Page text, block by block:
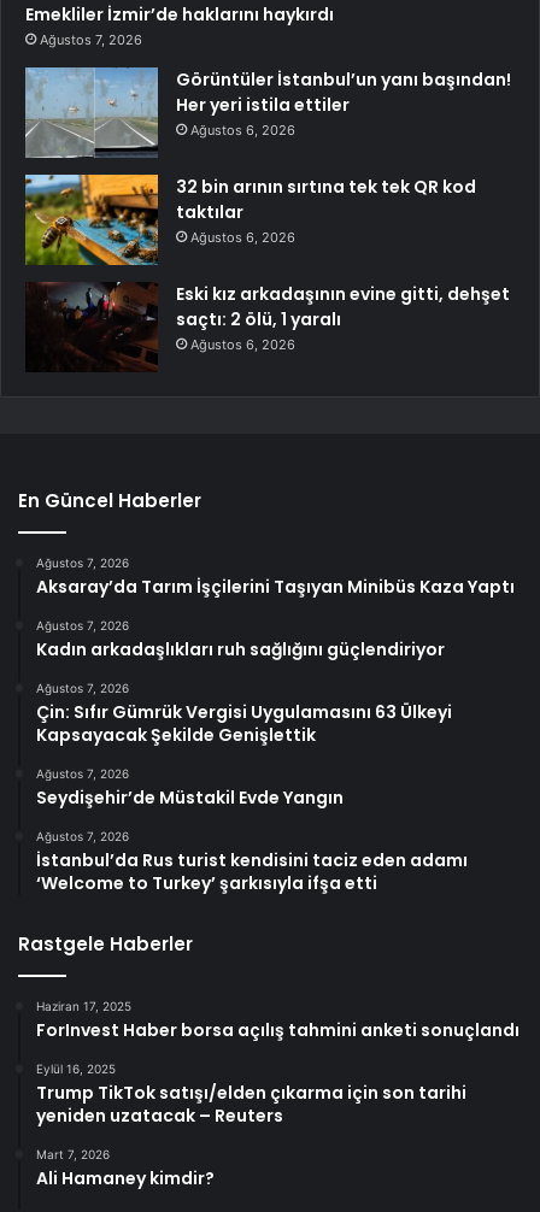
Emekliler İzmir’de haklarını haykırdı
Ağustos 7, 2026
Görüntüler İstanbul’un yanı başından!
Her yeri istila ettiler
Ağustos 6, 2026
32 bin arının sırtına tek tek QR kod
taktılar
Ağustos 6, 2026
Eski kız arkadaşının evine gitti, dehşet
saçtı: 2 ölü, 1 yaralı
Ağustos 6, 2026
En Güncel Haberler
Ağustos 7, 2026
Aksaray’da Tarım İşçilerini Taşıyan Minibüs Kaza Yaptı
Ağustos 7, 2026
Kadın arkadaşlıkları ruh sağlığını güçlendiriyor
Ağustos 7, 2026
Çin: Sıfır Gümrük Vergisi Uygulamasını 63 Ülkeyi
Kapsayacak Şekilde Genişlettik
Ağustos 7, 2026
Seydişehir’de Müstakil Evde Yangın
Ağustos 7, 2026
İstanbul’da Rus turist kendisini taciz eden adamı
‘Welcome to Turkey’ şarkısıyla ifşa etti
Rastgele Haberler
Haziran 17, 2025
ForInvest Haber borsa açılış tahmini anketi sonuçlandı
Eylül 16, 2025
Trump TikTok satışı/elden çıkarma için son tarihi
yeniden uzatacak – Reuters
Mart 7, 2026
Ali Hamaney kimdir?